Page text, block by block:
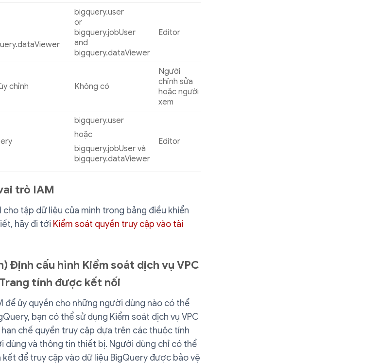
bigquery.user
or
bigquery.jobUser
and
bigquery.dataViewer
Editor
chỉnh Không có
Người
chỉnh sửa
hoặc người
xem
bigquery.user
hoặc
bigquery.jobUser và
bigquery.dataViewer
Editor
trò IAM
cho tập dữ liệu của mình trong bảng điều khiển
hãy đi tới Kiểm soát quyền truy cập vào tài
Định cấu hình Kiểm soát dịch vụ VPC
tính được kết nối
để ủy quyền cho những người dùng nào có thể
bạn có thể sử dụng Kiểm soát dịch vụ VPC
chế quyền truy cập dựa trên các thuộc tính
dùng và thông tin thiết bị. Người dùng chỉ có thể
kết để truy cập vào dữ liệu BigQuery được bảo vệ